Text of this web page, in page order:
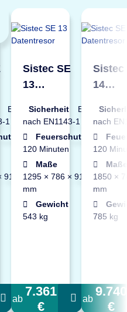
EN2
1
Sistec SE
13
Sicherheit
EN2
nach EN1143-1
Feuerschutz
120 Minuten
Maße
1295 × 786 × 918
mm
Gewicht
543 kg
ab
7.361
€
Sistec
14
nach
120
Maße
1850 ×
mm
785 kg
ab
9.740
€